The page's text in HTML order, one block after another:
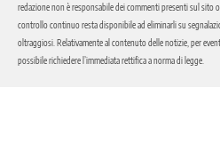
redazione non è responsabile dei commenti presenti sul sito
controllo continuo resta disponibile ad eliminarli su
oltraggiosi. Relativamente al contenuto delle notizie, per
possibile richiedere l’immediata rettifica a norma di legge.